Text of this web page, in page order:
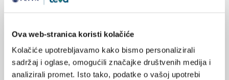
Ova web-stranica koristi kolačiće
Kolačiće upotrebljavamo kako bismo personalizirali
sadržaj i oglase, omogućili značajke društvenih medija i
analizirali promet. Isto tako, podatke o vašoj upotrebi
Dimetilfumarat Teva treba uzeti s hranom.
Posljednja izmjena: 10. 7. 2025.